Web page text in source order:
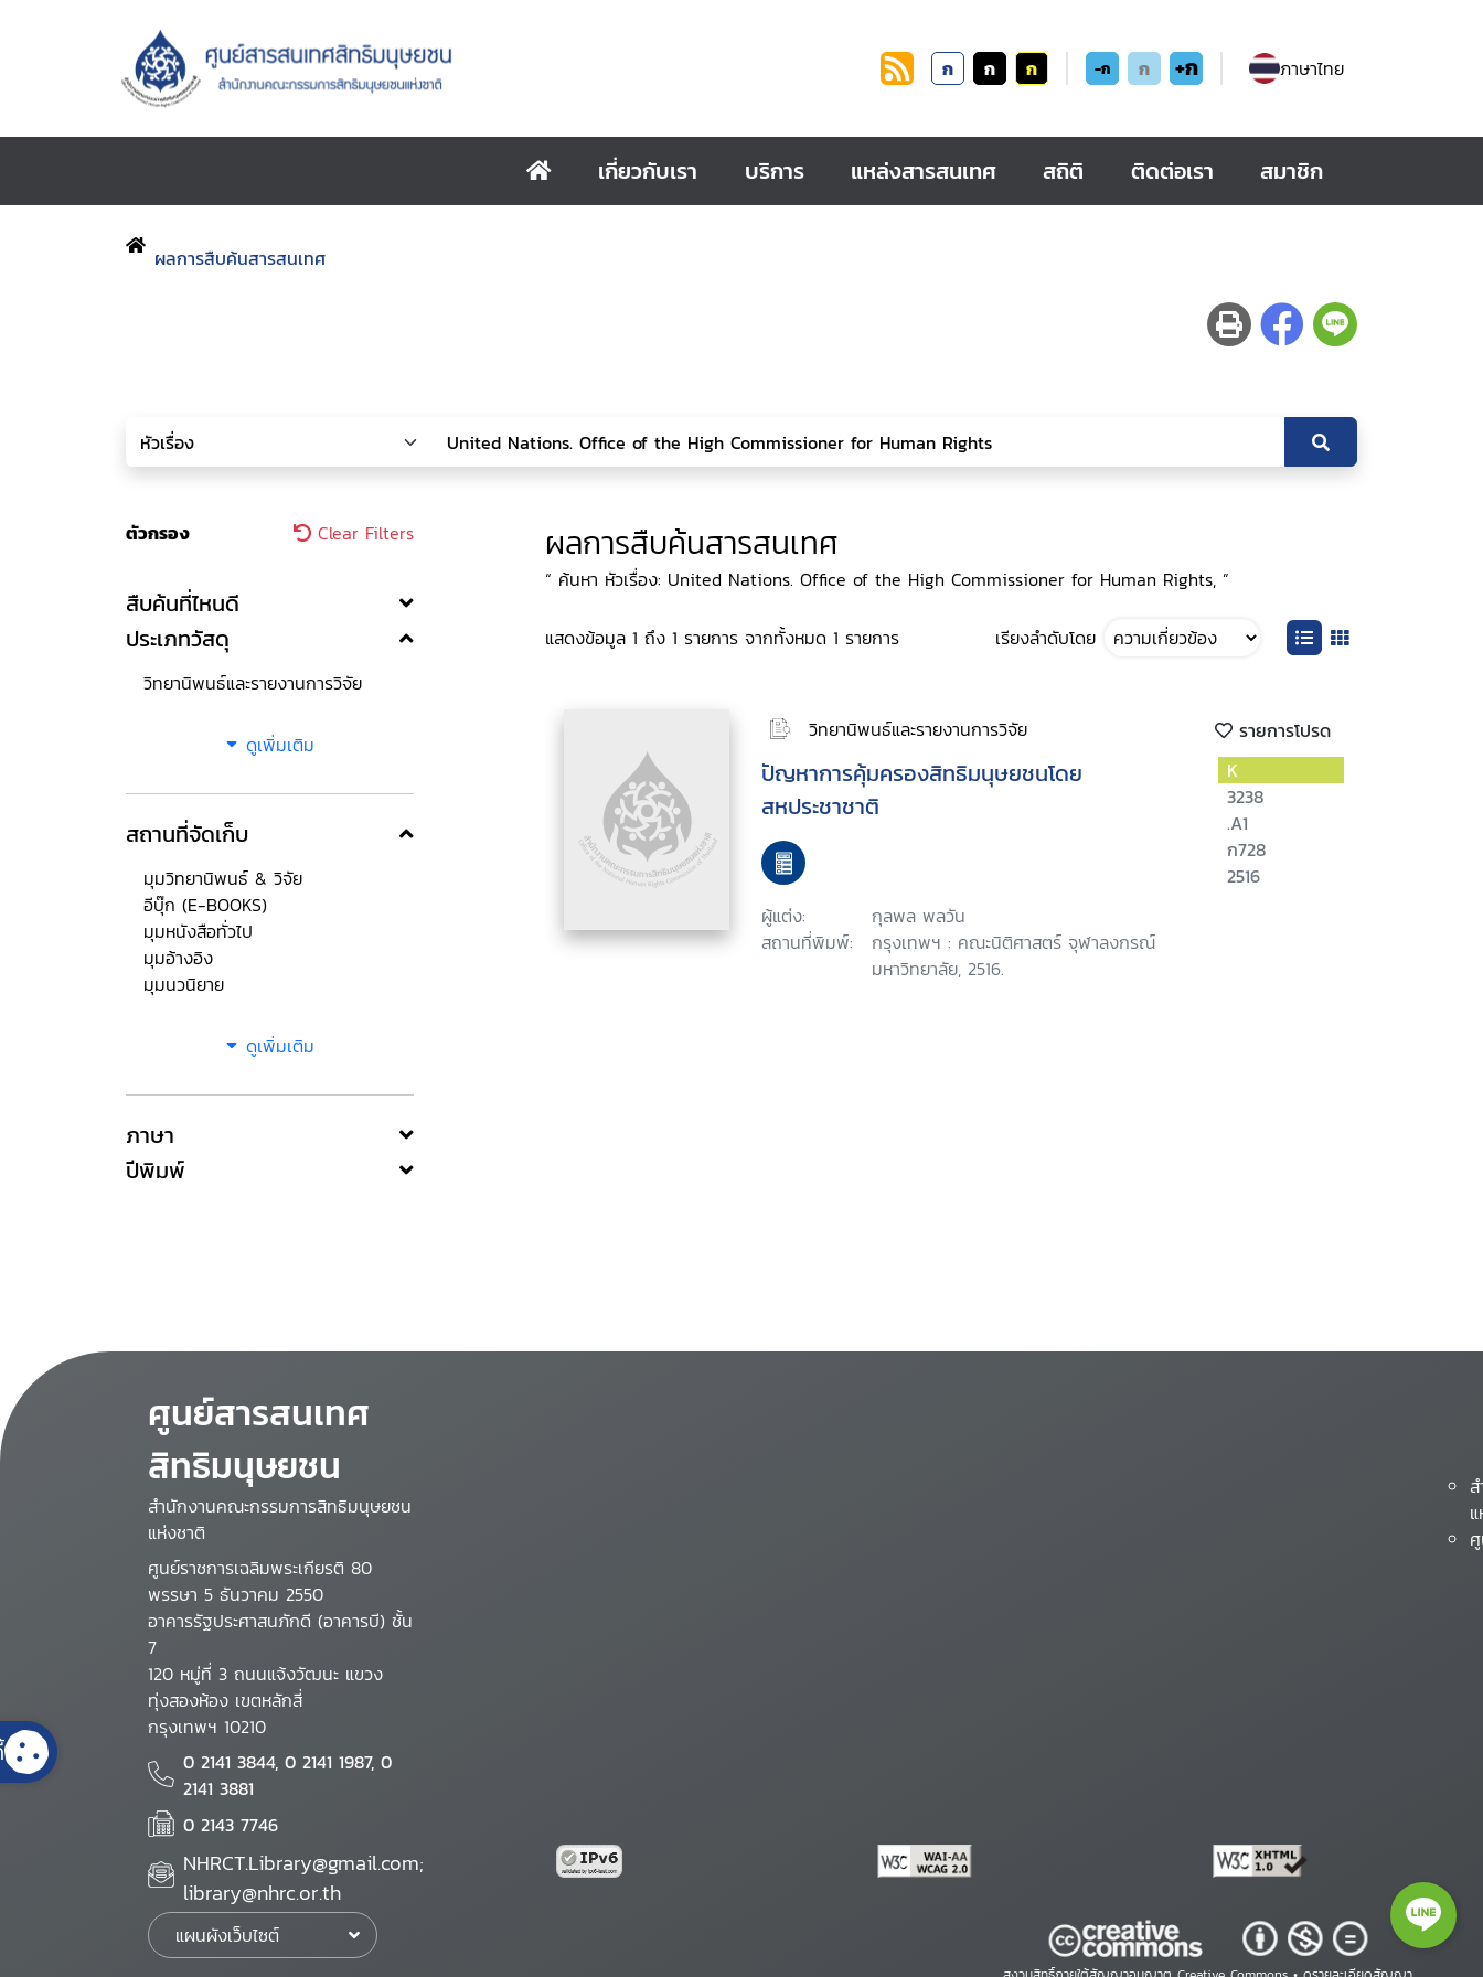
ก ก ก -ก ก +ก ภาษาไทย
เกี่ยวกับเรา บริการ แหล่งสารสนเทศ สถิติ ติดต่อเรา สมาชิก
ผลการสืบค้นสารสนเทศ
ตัวกรอง Clear Filters
สืบค้นที่ไหนดี
ประเภทวัสดุ
วิทยานิพนธ์และรายงานการวิจัย
ดูเพิ่มเติม
สถานที่จัดเก็บ
มุมวิทยานิพนธ์ & วิจัย
อีบุ๊ก (E-BOOKS)
มุมหนังสือทั่วไป
มุมอ้างอิง
มุมนวนิยาย
ดูเพิ่มเติม
ภาษา
ปีพิมพ์
ผลการสืบค้นสารสนเทศ
“ ค้นหา หัวเรื่อง: United Nations. Office of the High Commissioner for Human Rights, ”
แสดงข้อมูล 1 ถึง 1 รายการ จากทั้งหมด 1 รายการ เรียงลำดับโดย
วิทยานิพนธ์และรายงานการวิจัย รายการโปรด
ปัญหาการคุ้มครองสิทธิมนุษยชนโดย
สหประชาชาติ
ผู้แต่ง:
กุลพล พลวัน
สถานที่พิมพ์:
กรุงเทพฯ : คณะนิติศาสตร์ จุฬาลงกรณ์
มหาวิทยาลัย, 2516.
K
3238
.A1
ก728
2516
ศูนย์สารสนเทศ
สิทธิมนุษยชน
สำนักงานคณะกรรมการสิทธิมนุษยชน
แห่งชาติ
ศูนย์ราชการเฉลิมพระเกียรติ 80
พรรษา 5 ธันวาคม 2550
อาคารรัฐประศาสนภักดี (อาคารบี) ชั้น
7
120 หมู่ที่ 3 ถนนแจ้งวัฒนะ แขวง
ทุ่งสองห้อง เขตหลักสี่
กรุงเทพฯ 10210
0 2141 3844, 0 2141 1987, 0
2141 3881
0 2143 7746
NHRCT.Library@gmail.com;
library@nhrc.or.th
แผนผังเว็บไซต์